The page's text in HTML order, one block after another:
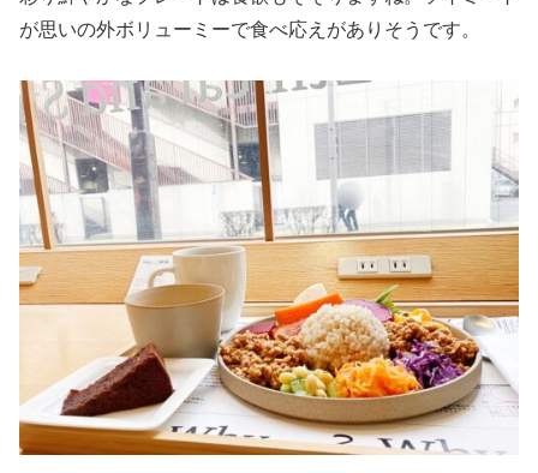
が思いの外ボリューミーで食べ応えがありそうです。